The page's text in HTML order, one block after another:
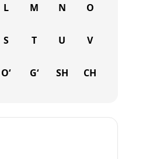
L M N O
S T U V
O‘ G‘ SH CH